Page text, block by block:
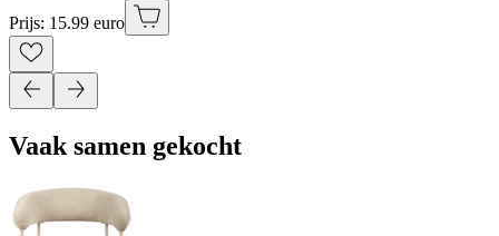
Prijs: 15.99 euro
Vaak samen gekocht